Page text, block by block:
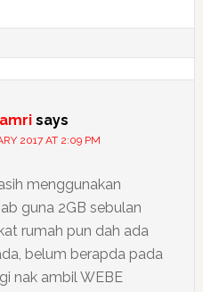
says
2017 AT 2:09 PM
menggunakan
guna 2GB sebulan
rumah pun dah ada
belum berapda pada
nak ambil WEBE